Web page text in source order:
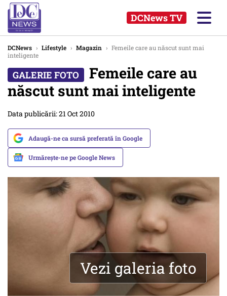
DCNews TV
DCNews › Lifestyle › Magazin › Femeile care au născut sunt mai
inteligente
Femeile care au
născut sunt mai inteligente
Data publicării: 21 Oct 2010
Adaugă-ne ca sursă preferată în Google
Urmărește-ne pe Google News
Vezi galeria foto